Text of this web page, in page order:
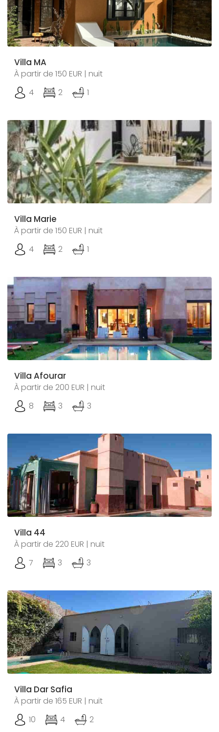
Villa MA
À partir de 150 EUR | nuit
4
2 1
Villa Marie
À partir de 150 EUR | nuit
4
2 1
Villa Afourar
À partir de 200 EUR | nuit
8
3 3
Villa 44
À partir de 220 EUR | nuit
7
3 3
Villa Dar Safia
À partir de 165 EUR | nuit
10
4 2